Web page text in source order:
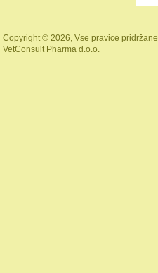
Copyright © 2026, Vse pravice pridržane
VetConsult Pharma d.o.o.